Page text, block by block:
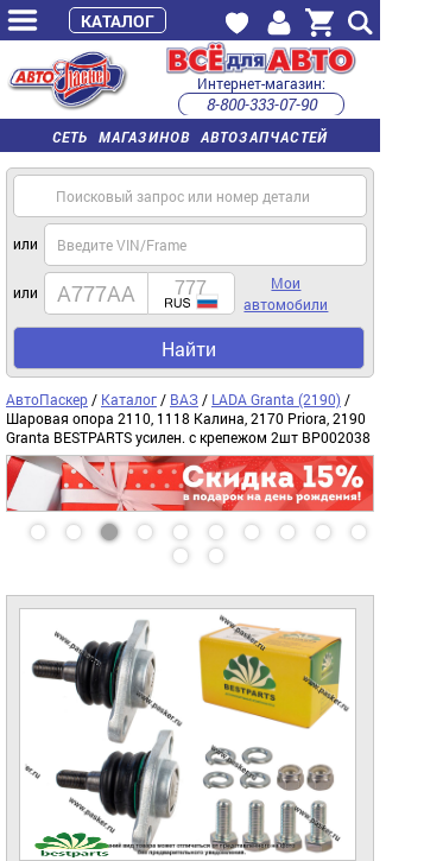
СЕТЬ МАГАЗИНОВ АВТОЗАПЧАСТЕЙ
Интернет-магазин:
8-800-333-07-90
часы работы с 9:00 до 22:00 (пн-пт)
или
или
Мои
автомобили
Найти
АвтоПаскер / Каталог / ВАЗ / LADA Granta (2190) /
Шаровая опора 2110, 1118 Калина, 2170 Priora, 2190
Granta BESTPARTS усилен. с крепежом 2шт BP002038
КАТАЛОГ